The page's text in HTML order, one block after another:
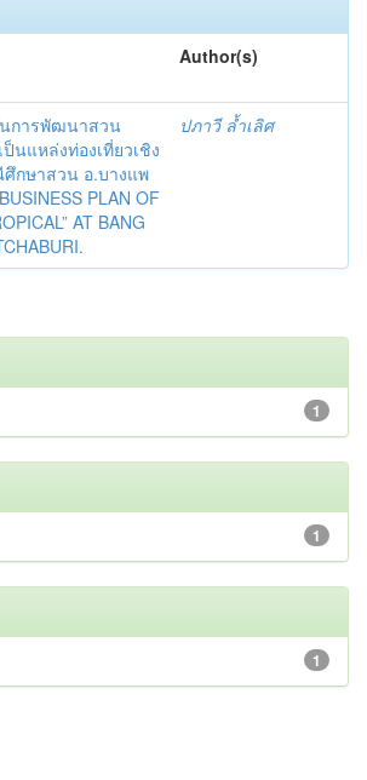
Author(s)
การพัฒนาสวน
นแหล่งท่องเที่ยวเชิง
กษาสวน อ.บางแพ
PLAN OF
AT BANG
ปภาวี ล้ำเลิศ
1
1
1